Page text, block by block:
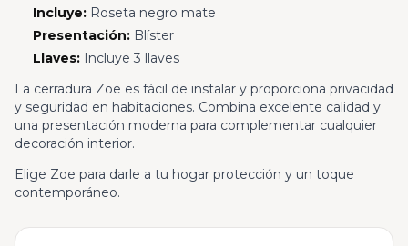
Incluye:Roseta negro mate
Presentación:Blíster
Llaves:Incluye 3 llaves
La cerradura Zoe es fácil de instalar y proporciona privacidad
y seguridad en habitaciones. Combina excelente calidad y
una presentación moderna para complementar cualquier
decoración interior.
Elige Zoe para darle a tu hogar protección y un toque
contemporáneo.